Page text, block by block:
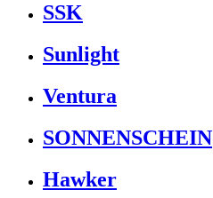
SSK
Sunlight
Ventura
SONNENSCHEIN
Hawker